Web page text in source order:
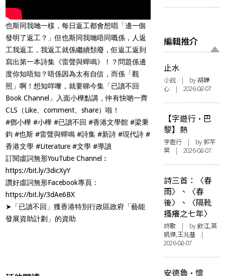
也斯同我哋一樣，每日返工都會想唱「邊一個
發明了返工？」但也斯同我哋唔同嘅係，人返
工我返工，我返工就係繼續頹廢，佢返工返到
寫出第一本詩集《雷聲與蟬鳴》！？問題係邊
度你知唔知？唔係因為太有自信，而係「觀
照」啊！想知咩嚟，就要睇今集「已讀不回
Book Channel」入面小樺點講，仲有快啲一齊
CLS（Like、comment、share）啦！
#鄧小樺​ #小樺​ #已讀不回​ #香港文學館​ #梁秉
鈞​ #也斯​ #雷聲與蟬鳴​ #詩集​ #新詩​ #現代詩​ #
香港文學​ #Literature​ #文學​ #導讀​
訂閱虛詞無形YouTube Channel︰
https://bit.ly/3dicXyY​
讚好虛詞無形Facebook專頁：
https://bit.ly/3dAe6BX​
➤「已讀不回」獲香港特別行政區政府「藝能
發展資助計劃」的資助
編輯推介
止水
小說 | by 胡韡
心 | 2026-08-07
【字遊行·巴
黎】熱
字遊行 | by 郭芊
葉 | 2026-08-07
詩三首：〈春
雨〉、〈春
後〉、〈隔靴
搔癢之七年〉
詩歌 | by 飲江,莫
凱傑,王兆基 |
2026-08-07
安德魯·懷